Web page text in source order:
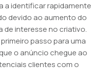
a identificar rapidamente
devido ao aumento do
de interesse no criativo.
passo para uma
o anúncio chegue ao
clientes com o